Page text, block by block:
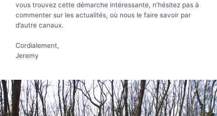
vous trouvez cette démarche intéressante, n’hésitez pas à
commenter sur les actualités, où nous le faire savoir par
d’autre canaux.
Cordialement,
Jeremy